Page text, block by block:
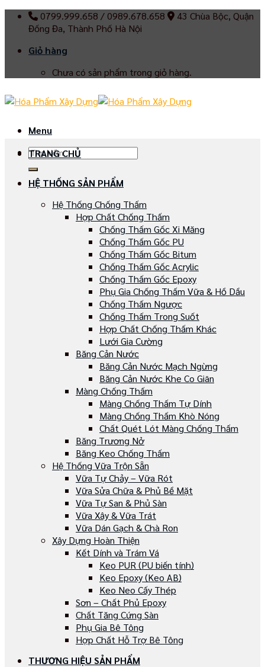
Skip
0799.999.658 / 0989.678.658
43 Chùa Bộc, Quận
Đống Đa, Thành Phố Hà Nội
Giỏ hàng
Chưa có sản phẩm trong giỏ hàng.
Menu
Tìm
TRANG CHỦ
HỆ THỐNG SẢN PHẨM
Hệ Thống Chống Thấm
Hợp Chất Chống Thấm
Chống Thấm Gốc Xi Măng
Chống Thấm Gốc PU
Chống Thấm Gốc Bitum
Chống Thấm Gốc Acrylic
Chống Thấm Gốc Epoxy
Phụ Gia Chống Thấm Vữa & Hồ Dầu
Chống Thấm Ngược
Chống Thấm Trong Suốt
Hợp Chất Chống Thấm Khác
Lưới Gia Cường
Băng Cản Nước
Băng Cản Nước Mạch Ngừng
Băng Cản Nước Khe Co Giãn
Màng Chống Thấm
Màng Chống Thấm Tự Dính
Màng Chống Thấm Khò Nóng
Chất Quét Lót Màng Chống Thấm
Băng Trương Nở
Băng Keo Chống Thấm
Hệ Thống Vữa Trộn Sẵn
Vữa Tự Chảy – Vữa Rót
Vữa Sửa Chữa & Phủ Bề Mặt
Vữa Tự San & Phủ Sàn
Vữa Xây & Vữa Trát
Vữa Dán Gạch & Chà Ron
Xây Dựng Hoàn Thiện
Kết Dính và Trám Vá
Keo PUR (PU biến tính)
Keo Epoxy (Keo AB)
Keo Neo Cấy Thép
Sơn – Chất Phủ Epoxy
Chất Tăng Cứng Sàn
Phụ Gia Bê Tông
Hợp Chất Hỗ Trợ Bê Tông
THƯƠNG HIỆU SẢN PHẨM